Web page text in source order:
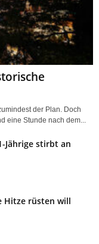
der Plan. Doch
eine Stunde nach dem...
Jährige stirbt an
Hitze rüsten will